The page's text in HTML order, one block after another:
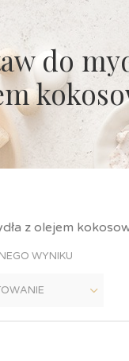
do
z olejem
WYNIKU